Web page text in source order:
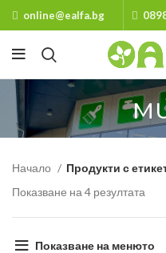
online@ealfa.bg
Начало
Продукти с
Показване на 4 резултата
Показване на менюто